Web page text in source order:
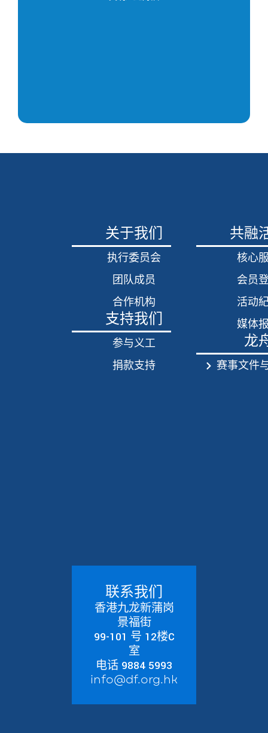
关于我们
执行委员会
团队成员
合作机构
支持我们
参与义工
捐款支持
共融
核心
会员
活动
媒体
龙
赛事文件
联系我们
香港九龙新蒲岗
景福街
99-101 号 12楼C
室
电话 9884 5993
info@df.org.hk